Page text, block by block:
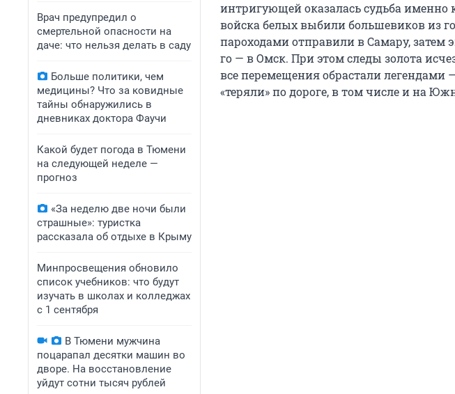
Врач предупредил о
смертельной опасности на
даче: что нельзя делать в саду
Больше политики, чем
медицины? Что за ковидные
тайны обнаружились в
дневниках доктора Фаучи
Какой будет погода в Тюмени
на следующей неделе —
прогноз
«За неделю две ночи были
страшные»: туристка
рассказала об отдыхе в Крыму
Минпросвещения обновило
список учебников: что будут
изучать в школах и колледжах
с 1 сентября
В Тюмени мужчина
поцарапал десятки машин во
дворе. На восстановление
уйдут сотни тысяч рублей
интригующей оказалась судьба именно
войска белых выбили большевиков из
пароходами отправили в Самару, затем
го — в Омск. При этом следы золота
все перемещения обрастали легендами
«теряли» по дороге, в том числе и на